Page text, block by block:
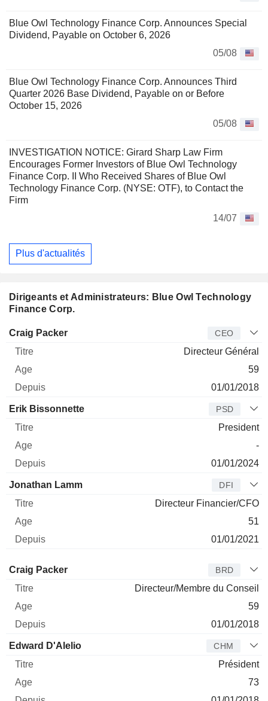
Blue Owl Technology Finance Corp. Announces Special
Dividend, Payable on October 6, 2026
05/08
Blue Owl Technology Finance Corp. Announces Third
Quarter 2026 Base Dividend, Payable on or Before
October 15, 2026
05/08
INVESTIGATION NOTICE: Girard Sharp Law Firm
Encourages Former Investors of Blue Owl Technology
Finance Corp. II Who Received Shares of Blue Owl
Technology Finance Corp. (NYSE: OTF), to Contact the
Firm
14/07
Plus d'actualités
Dirigeants et Administrateurs: Blue Owl Technology
Finance Corp.
Dirigeant Titre
Craig Packer CEO
Directeur Général
59
01/01/2018
Erik Bissonnette PSD
President
-
01/01/2024
Jonathan Lamm DFI
Directeur Financier/CFO
51
01/01/2021
Administrateur
Craig Packer BRD
Directeur/Membre du Conseil
59
01/01/2018
Edward D'Alelio CHM
Président
73